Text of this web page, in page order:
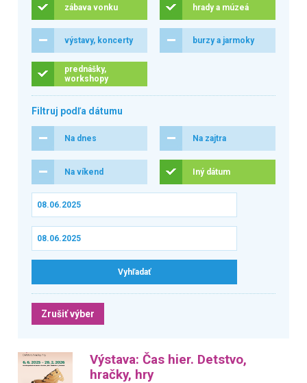
zábava vonku hrady a múzeá
výstavy, koncerty burzy a jarmoky
prednášky,
workshopy
Filtruj podľa dátumu
Na dnes Na zajtra
Na víkend Iný dátum
Zrušiť výber
Výstava: Čas hier. Detstvo,
hračky, hry